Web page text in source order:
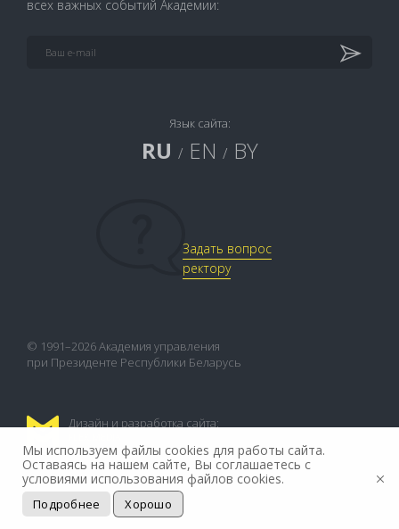
всех важных событий Академии:
Язык сайта:
RU / EN / BY
Задать вопрос
ректору
© 1991–2026 Академия управления
при Президенте Республики Беларусь
Дизайн и разработка сайта:
Мы используем файлы cookies для работы сайта.
Оставаясь на нашем сайте, Вы соглашаетесь с
условиями использования файлов cookies.
Подробнее Хорошо